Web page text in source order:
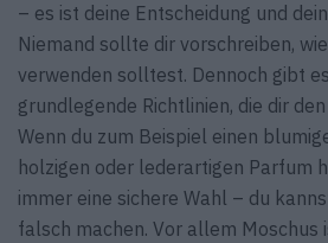
– es ist deine Entscheidung und
Niemand sollte dir vorschreiben,
verwenden solltest. Dennoch gibt
grundlegende Richtlinien, die dir
Wenn du zum Beispiel einen
holzigen oder lederartigen Parfum
immer eine sichere Wahl – du
falsch machen. Vor allem Moschus